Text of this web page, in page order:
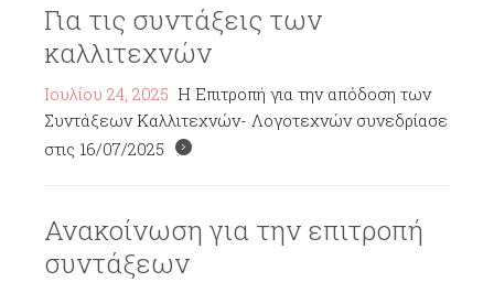
Για τις συντάξεις των
καλλιτεχνών
Ιουλίου 24, 2025 Η Επιτροπή για την απόδοση των
Συντάξεων Καλλιτεχνών- Λογοτεχνών συνεδρίασε
στις 16/07/2025
Ανακοίνωση για την επιτροπή
συντάξεων